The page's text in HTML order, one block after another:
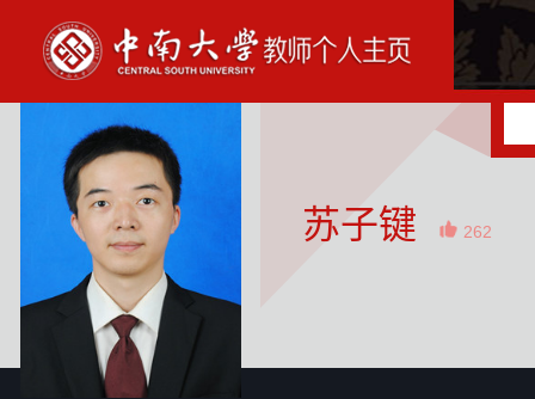
苏子键 262